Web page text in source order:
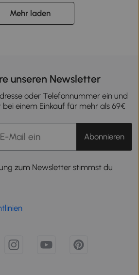
Mehr laden
unseren Newsletter
oder Telefonnummer ein und
einem Einkauf für mehr als 69€
Abonnieren
zum Newsletter stimmst du